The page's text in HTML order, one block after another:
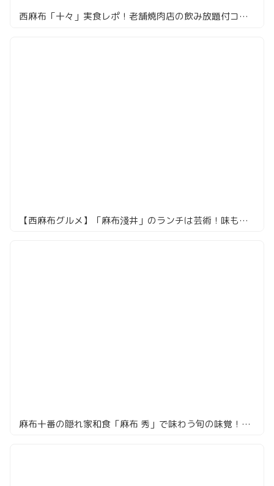
西麻布「十々」実食レポ！老舗焼肉店の飲み放題付コースはコスパ抜群だった
【西麻布グルメ】「麻布淺井」のランチは芸術！味も見た目も◎
麻布十番の隠れ家和食「麻布 秀」で味わう旬の味覚！個室で楽しむ贅沢なひととき